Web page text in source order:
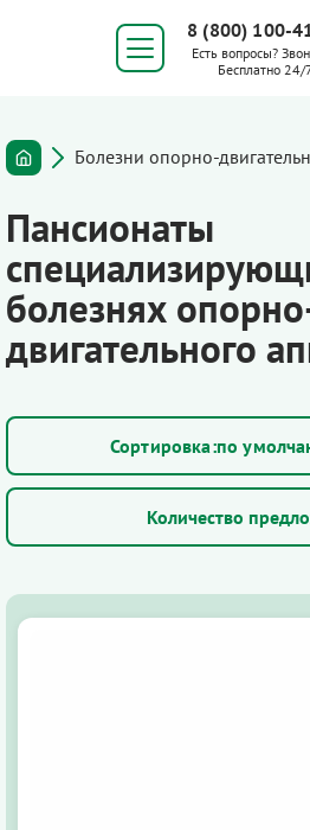
8 (800) 100-
Есть вопросы?
Бесплатно 24/
Болезни опорно-
Пансионаты
болезнях
двигательного
по
Количество